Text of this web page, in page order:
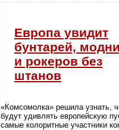
Европа увидит
бунтарей,
и рокеров без
штанов
«Комсомолка» решила узнать,
будут удивлять европейскую
самые колоритные участники